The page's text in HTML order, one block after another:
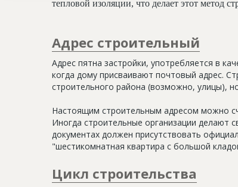
тепловой изоляции, что делает этот метод
Адрес строительный
Адрес пятна застройки, употребляется в
когда дому присваивают почтовый адрес.
строительного района (возможно, улицы),
Настоящим строительным адресом можно
Иногда строительные организации делают
документах должен присутствовать
"шестикомнатная квартира с большой
Цикл строительства